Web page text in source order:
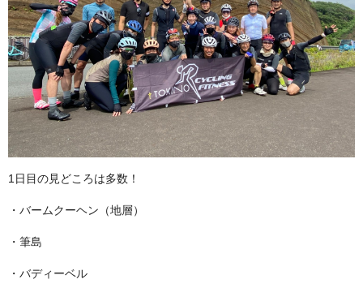
1日目の見どころは多数！
・バームクーヘン（地層）
・筆島
・バディーベル